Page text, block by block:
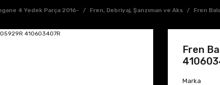
4 Yedek Parça 2016- Fren, Debriyaj, Şanzıman ve Aks Fren
Fren
Marka